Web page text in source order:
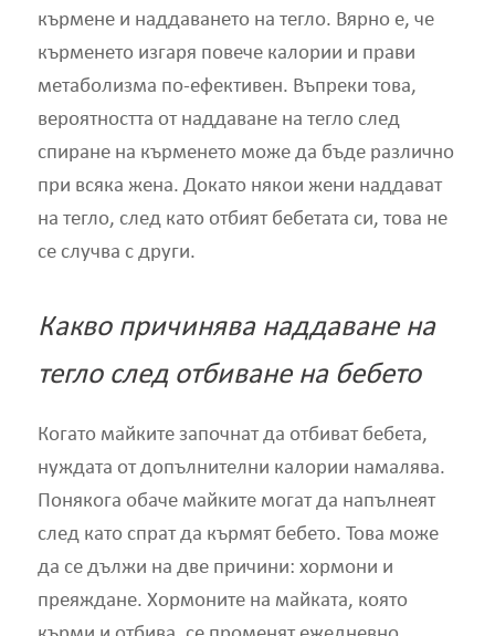
кърмене и наддаването на тегло. Вярно е, че
кърменето изгаря повече калории и прави
метаболизма по-ефективен. Въпреки това,
вероятността от наддаване на тегло след
спиране на кърменето може да бъде различно
при всяка жена. Докато някои жени наддават
на тегло, след като отбият бебетата си, това не
се случва с други.
Какво причинява наддаване на
тегло след отбиване на бебето
Когато майките започнат да отбиват бебета,
нуждата от допълнителни калории намалява.
Понякога обаче майките могат да напълнеят
след като спрат да кърмят бебето. Това може
да се дължи на две причини: хормони и
преяждане. Хормоните на майката, която